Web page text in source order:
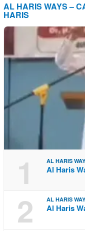
AL HARIS WAYS –
HARIS
1 AL HARIS
Al Haris
2 AL HARIS
Al Haris